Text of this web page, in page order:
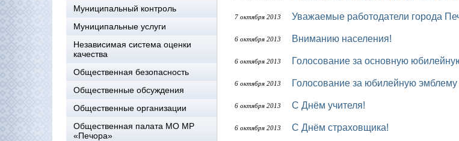
Муниципальный контроль
Муниципальные услуги
Независимая система оценки
качества
Общественная безопасность
Общественные обсуждения
Общественные организации
Общественная палата МО МР
«Печора»
7 октября 2013 Уважаемые работодатели города
6 октября 2013 Вниманию населения!
6 октября 2013 Голосование за основную
6 октября 2013 Голосование за юбилейную
6 октября 2013 С Днём учителя!
6 октября 2013 С Днём страховщика!